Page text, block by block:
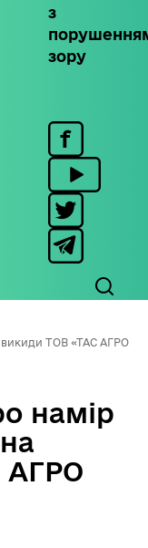
з
зору
викиди ТОВ «ТАС АГРО
намір
АГРО